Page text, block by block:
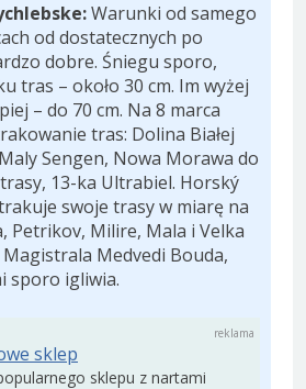
Warunki od samego
od dostatecznych po
dobre. Śniegu sporo,
tras – około 30 cm. Im wyżej
– do 70 cm. Na 8 marca
tras: Dolina Białej
Sengen, Nowa Morawa do
trasy, 13-ka Ultrabiel. Horský
swoje trasy w miarę na
Petrikov, Milire, Mala i Velka
Medvedi Bouda,
sporo igliwia.
sklepu z nartami